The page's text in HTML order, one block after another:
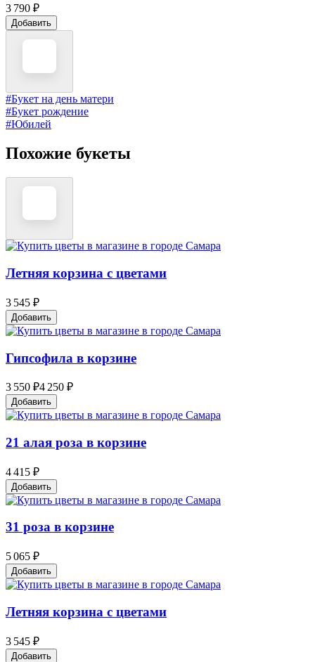
3 790 ₽
Добавить
#Букет на день матери
#Букет рождение
#Юбилей
Похожие букеты
Летняя корзина с цветами
3 545 ₽
Добавить
Гипсофила в корзине
3 550 ₽4 250 ₽
Добавить
21 алая роза в корзине
4 415 ₽
Добавить
31 роза в корзине
5 065 ₽
Добавить
Летняя корзина с цветами
3 545 ₽
Добавить